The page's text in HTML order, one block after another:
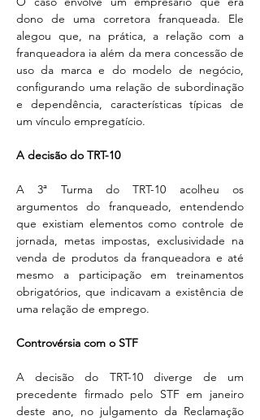
dono de uma corretora franqueada. Ele
alegou que, na prática, a relação com a
franqueadora ia além da mera concessão de
uso da marca e do modelo de negócio,
configurando uma relação de subordinação
e dependência, características típicas de
um vínculo empregatício.
A decisão do TRT-10
A 3ª Turma do TRT-10 acolheu os
argumentos do franqueado, entendendo
que existiam elementos como controle de
jornada, metas impostas, exclusividade na
venda de produtos da franqueadora e até
mesmo a participação em treinamentos
obrigatórios, que indicavam a existência de
uma relação de emprego.
Controvérsia com o STF
A decisão do TRT-10 diverge de um
precedente firmado pelo STF em janeiro
deste ano, no julgamento da Reclamação